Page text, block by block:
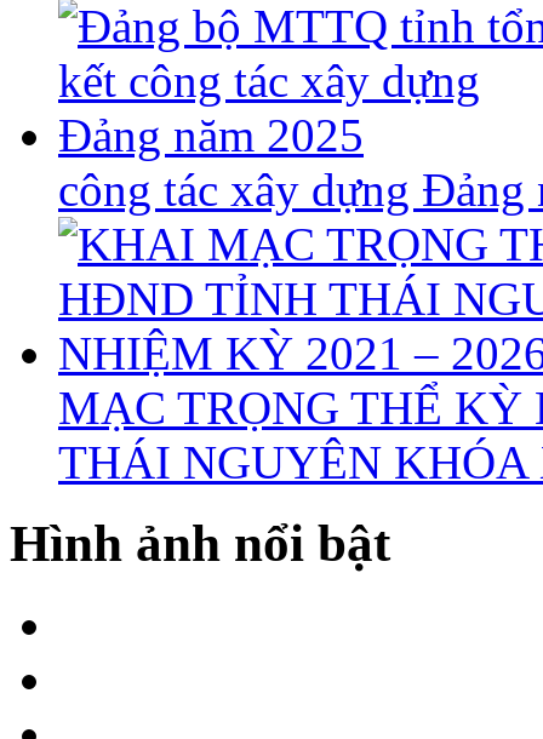
công tác xây dựng Đảng
MẠC TRỌNG THỂ
THÁI NGUYÊN KHÓA
Hình ảnh nổi bật